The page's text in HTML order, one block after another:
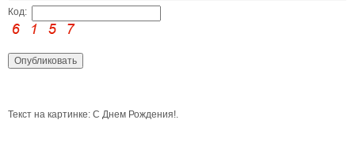
Код:
Текст на картинке: С Днем Рождения!.